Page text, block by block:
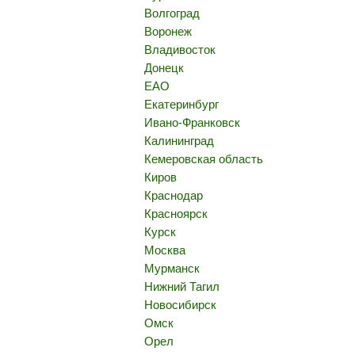
Волгоград
Воронеж
Владивосток
Донецк
ЕАО
Екатеринбург
Ивано-Франковск
Калининград
Кемеровская область
Киров
Краснодар
Красноярск
Курск
Москва
Мурманск
Нижний Тагил
Новосибирск
Омск
Орел